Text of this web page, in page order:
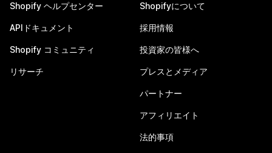
Shopify ヘルプセンター
APIドキュメント
Shopify コミュニティ
リサーチ
Shopifyについて
採用情報
投資家の皆様へ
プレスとメディア
パートナー
アフィリエイト
法的事項